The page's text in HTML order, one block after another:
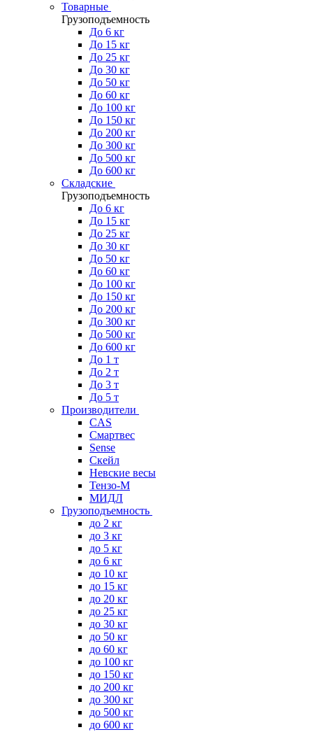
Товарные
Грузоподъемность
До 6 кг
До 15 кг
До 25 кг
До 30 кг
До 50 кг
До 60 кг
До 100 кг
До 150 кг
До 200 кг
До 300 кг
До 500 кг
До 600 кг
Складские
Грузоподъемность
До 6 кг
До 15 кг
До 25 кг
До 30 кг
До 50 кг
До 60 кг
До 100 кг
До 150 кг
До 200 кг
До 300 кг
До 500 кг
До 600 кг
До 1 т
До 2 т
До 3 т
До 5 т
Производители
CAS
Смартвес
Sense
Скейл
Невские весы
Тензо-М
МИДЛ
Грузоподъемность
до 2 кг
до 3 кг
до 5 кг
до 6 кг
до 10 кг
до 15 кг
до 20 кг
до 25 кг
до 30 кг
до 50 кг
до 60 кг
до 100 кг
до 150 кг
до 200 кг
до 300 кг
до 500 кг
до 600 кг